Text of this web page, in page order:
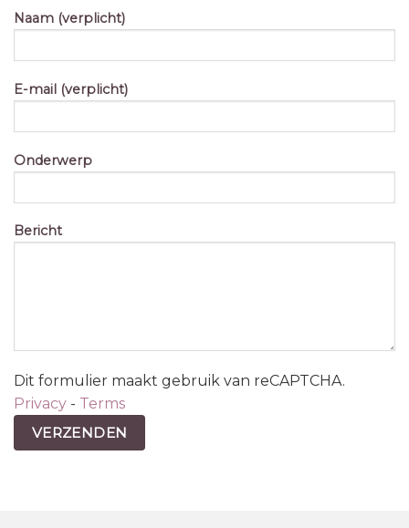
Naam (verplicht)
E-mail (verplicht)
Onderwerp
Bericht
Dit formulier maakt gebruik van reCAPTCHA.
Privacy - Terms